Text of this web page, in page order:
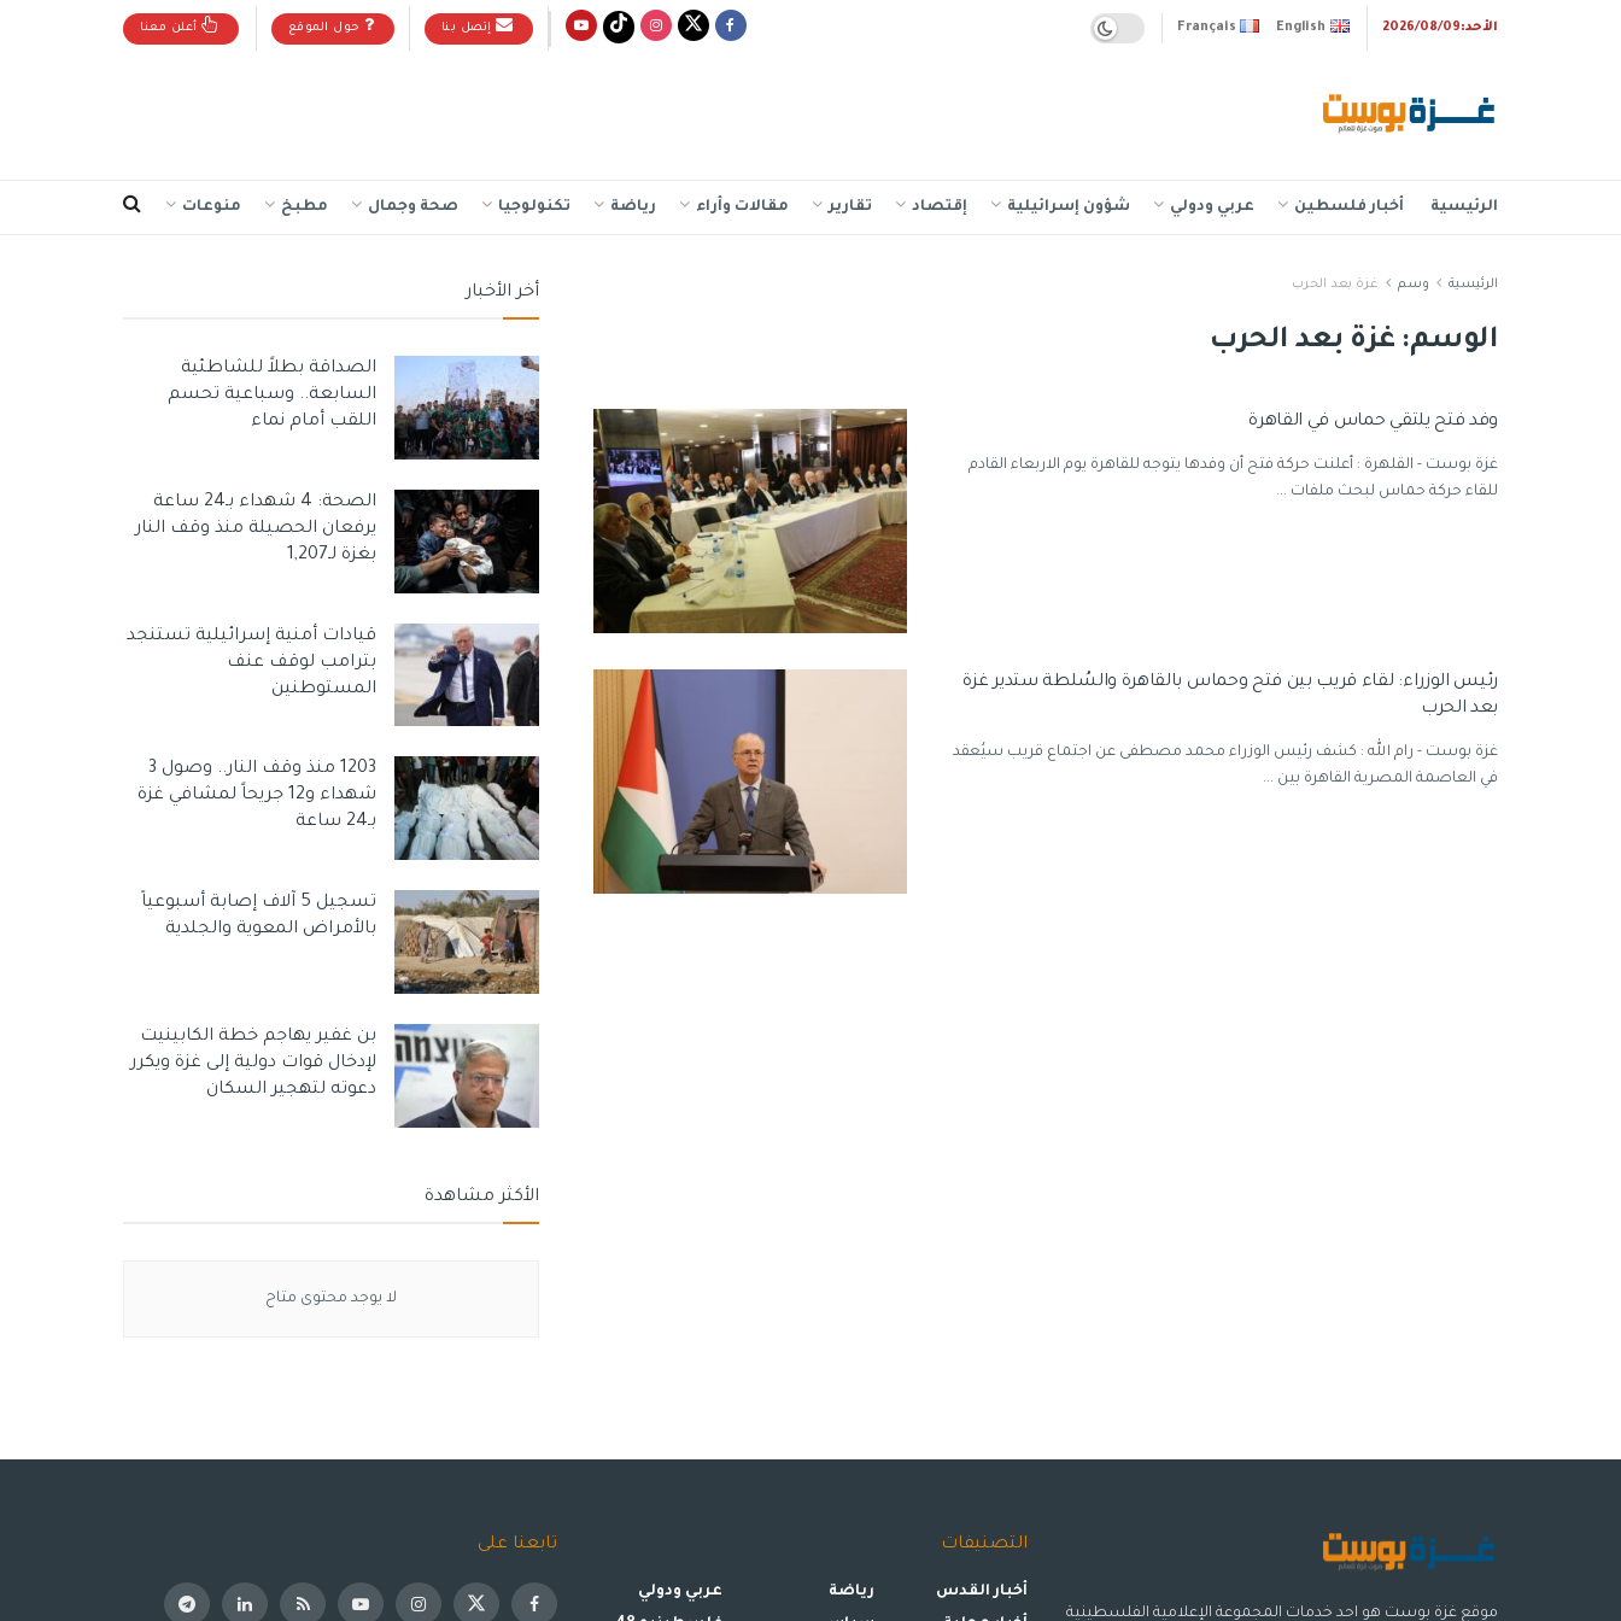
الأحد:2026/08/09 Français English إتصل بنا حول الموقع أعلن معنا
الرئيسية أخبار فلسطين عربي ودولي شؤون إسرائيلية إقتصاد تقارير مقالات وأراء رياضة تكنولوجيا صحة وجمال مطبخ منوعات
الرئيسية وسم غزة بعد الحرب
الوسم: غزة بعد الحرب
وفد فتح يلتقي حماس في القاهرة
غزة بوست - القلهرة : أعلنت حركة فتح أن وفدها يتوجه للقاهرة يوم الاربعاء القادم
للقاء حركة حماس لبحث ملفات ...
رئيس الوزراء: لقاء قريب بين فتح وحماس بالقاهرة والسُلطة ستدير غزة
بعد الحرب
غزة بوست - رام الله : كشف رئيس الوزراء محمد مصطفى عن اجتماع قريب سيُعقد
في العاصمة المصرية القاهرة بين ...
أخر الأخبار
الصداقة بطلاً للشاطئية
السابعة.. وسباعية تحسم
اللقب أمام نماء
الصحة: 4 شهداء بـ24 ساعة
يرفعان الحصيلة منذ وقف النار
بغزة لـ1,207
قيادات أمنية إسرائيلية تستنجد
بترامب لوقف عنف
المستوطنين
1203 منذ وقف النار.. وصول 3
شهداء و12 جريحاً لمشافي غزة
بـ24 ساعة
تسجيل 5 آلاف إصابة أسبوعياً
بالأمراض المعوية والجلدية
بن غفير يهاجم خطة الكابينيت
لإدخال قوات دولية إلى غزة ويكرر
دعوته لتهجير السكان
الأكثر مشاهدة
لا يوجد محتوى متاح
موقع غزة بوست هو احد خدمات المجموعة الإعلامية الفلسطينية
التصنيفات
أخبار القدس
رياضة
عربي ودولي
تابعنا على